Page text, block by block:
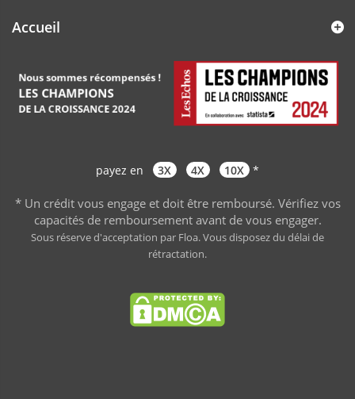
Accueil
payez en 3X 4X 10X *
* Un crédit vous engage et doit être remboursé. Vérifiez vos
capacités de remboursement avant de vous engager.
Sous réserve d'acceptation par Floa. Vous disposez du délai de
rétractation.